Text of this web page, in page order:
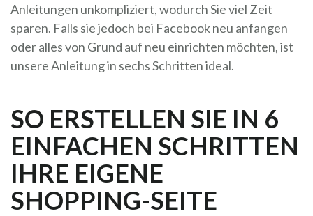
Anleitungen unkompliziert, wodurch Sie viel Zeit
sparen. Falls sie jedoch bei Facebook neu anfangen
oder alles von Grund auf neu einrichten möchten, ist
unsere Anleitung in sechs Schritten ideal.
SO ERSTELLEN SIE IN 6
EINFACHEN SCHRITTEN
IHRE EIGENE
SHOPPING-SEITE